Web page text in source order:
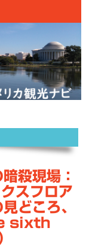
殺現場：
スフロア
どころ、
sixth